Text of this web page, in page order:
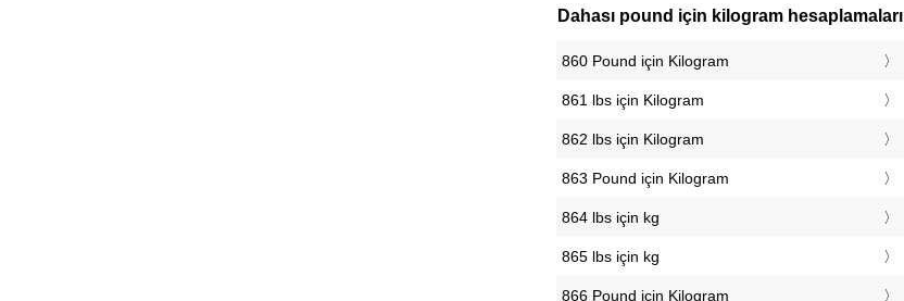
Dahası pound için kilogram hesaplamaları
860 Pound için Kilogram
861 lbs için Kilogram
862 lbs için Kilogram
863 Pound için Kilogram
864 lbs için kg
865 lbs için kg
866 Pound için Kilogram